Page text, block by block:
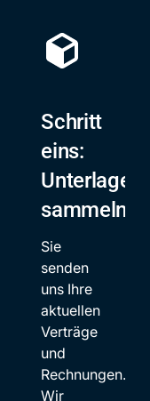
Schritt
eins:
Unterlagen
sammeln
Sie
senden
uns Ihre
aktuellen
Verträge
und
Rechnungen.
Wir